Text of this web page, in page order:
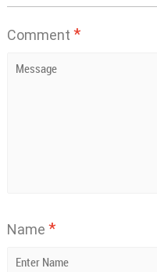
Comment *
Name *